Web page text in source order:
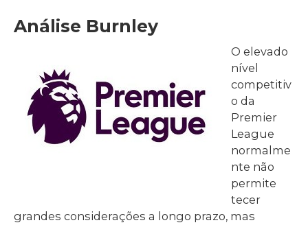
Análise Burnley
O elevado
nível
competitiv
o da
Premier
League
normalme
nte não
permite
tecer
grandes considerações a longo prazo, mas